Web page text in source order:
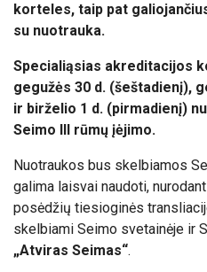
korteles, taip pat
su nuotrauka.
Specialiąsias akreditacijos
gegužės 30 d. (šeštadienį),
ir birželio 1 d. (pirmadienį)
Seimo III rūmų įėjimo.
Nuotraukos bus skelbiamos
galima laisvai naudoti,
posėdžių tiesioginės
skelbiami Seimo svetainėje ir
„Atviras Seimas“.